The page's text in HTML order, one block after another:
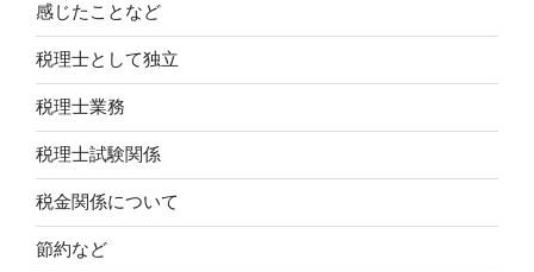
感じたことなど
税理士として独立
税理士業務
税理士試験関係
税金関係について
節約など